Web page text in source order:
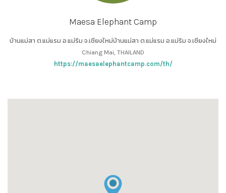
Maesa Elephant Camp
บ้านแม่สา ต.แม่แรม อ.แม่ริม จ.เชียงใหม่บ้านแม่สา ต.แม่แรม อ.แม่ริม จ.เชียงใหม่
Chiang Mai, THAILAND
https://maesaelephantcamp.com/th/